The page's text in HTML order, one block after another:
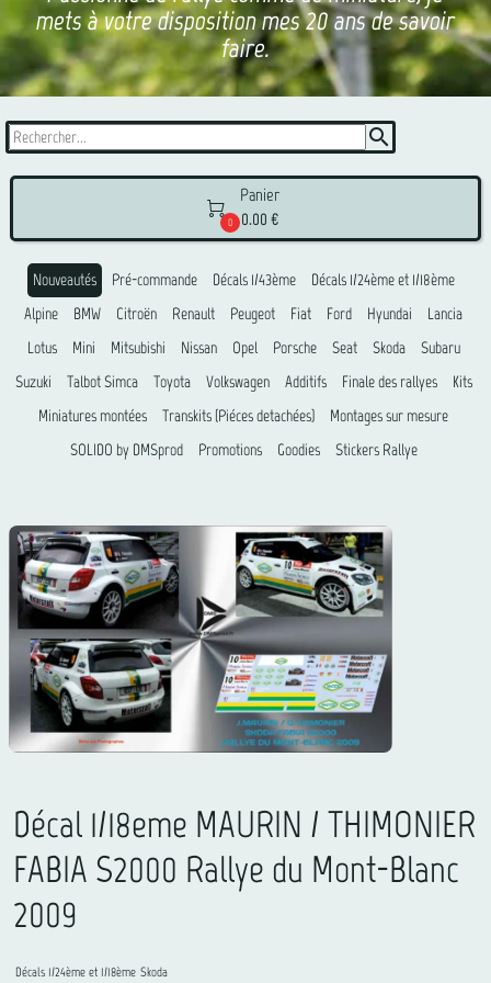
mets à votre disposition mes 20 ans de savoir
faire.
search

0
Panier
0.00 €
Nouveautés Pré-commande Décals 1/43ème
Décals 1/24ème et 1/18ème
Alpine
BMW Citroën Renault Peugeot Fiat Ford Hyundai
Lancia
Lotus
Mini Mitsubishi Nissan Opel Porsche Seat Skoda
Subaru
Suzuki
Talbot Simca Toyota Volkswagen Additifs Finale des rallyes
Kits
Miniatures montées
Transkits (Piéces detachées)
Montages sur mesure
SOLIDO by DMSprod
Promotions Goodies Stickers Rallye
Décal 1/18eme MAURIN / THIMONIER
FABIA S2000 Rallye du Mont-Blanc
2009
Décals 1/24ème et 1/18ème Skoda